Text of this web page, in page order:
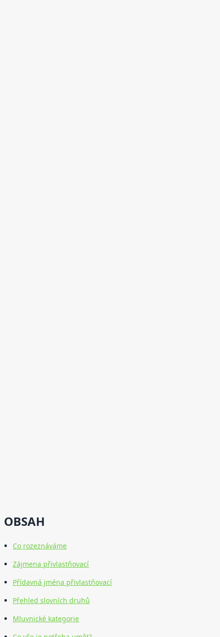
OBSAH
Co rozeznáváme
Zájmena přivlastňovací
Přídavná jména přivlastňovací
Přehled slovních druhů
Mluvnické kategorie